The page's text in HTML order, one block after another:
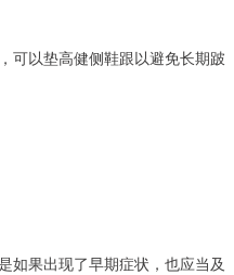
可以垫高健侧鞋跟以避免长期跛
如果出现了早期症状，也应当及